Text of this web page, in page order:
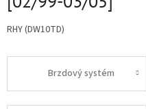
RHY (DW10TD)
Brzdový systém